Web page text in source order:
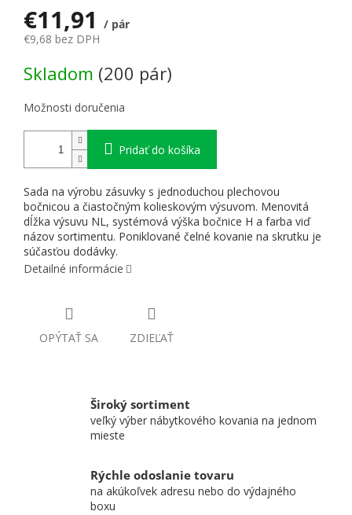
€11,91
/ pár
€9,68 bez DPH
Skladom (200 pár)
Možnosti doručenia
Pridať do košíka
Sada na výrobu zásuvky s jednoduchou plechovou
bočnicou a čiastočným kolieskovým výsuvom. Menovitá
dĺžka výsuvu NL, systémová výška bočnice H a farba viď
názov sortimentu. Poniklované čelné kovanie na skrutku je
súčasťou dodávky.
Detailné informácie
OPÝTAŤ SA ZDIEĽAŤ
Široký sortiment
veľký výber nábytkového kovania na jednom
mieste
Rýchle odoslanie tovaru
na akúkoľvek adresu nebo do výdajného
boxu